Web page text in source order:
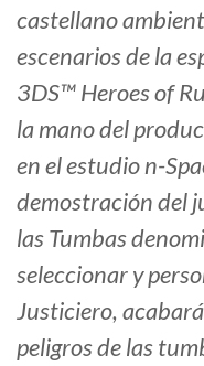
castellano
escenarios de la
3DS™ Heroes of
la mano del
en el estudio n-
demostración del
las Tumbas
seleccionar y
Justiciero,
peligros de las